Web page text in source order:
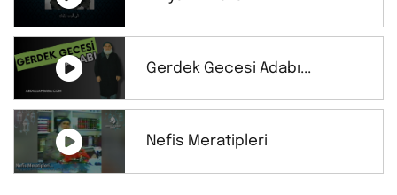
Gerdek Gecesi Adabı...
Nefis Meratipleri